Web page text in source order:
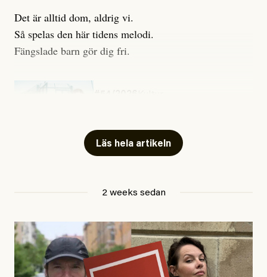
Det är alltid dom, aldrig vi.
Så spelas den här tidens melodi.
Fängslade barn gör dig fri.
Läs hela artikeln
2 weeks sedan